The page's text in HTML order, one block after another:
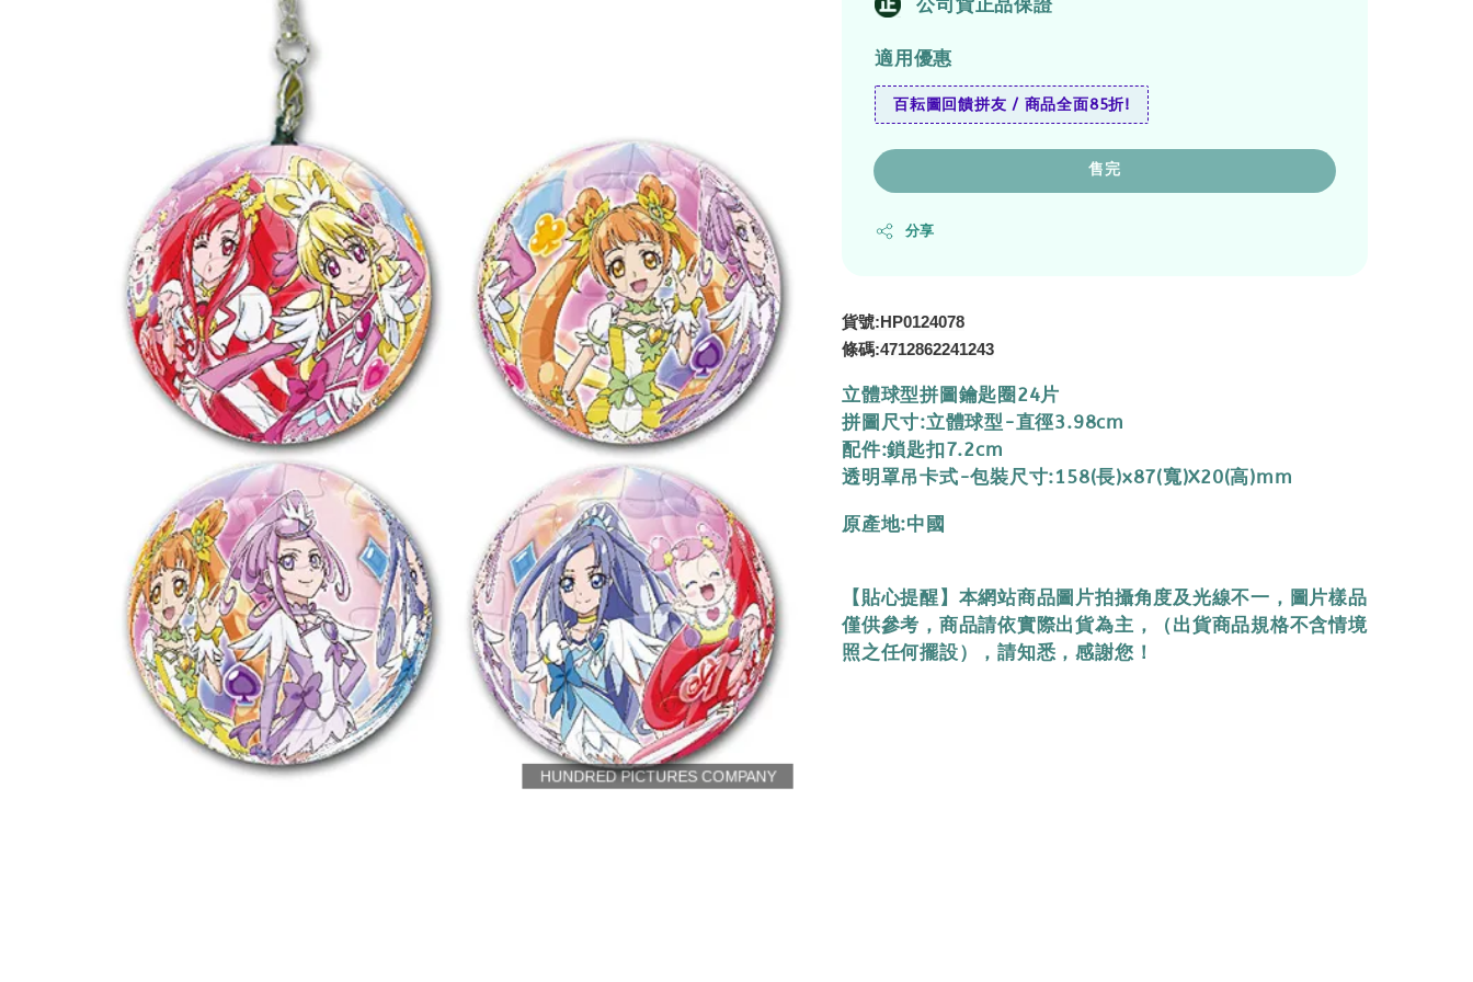
公司貨正品保證
適用優惠
百耘圖回饋拼友 / 商品全面85折!
售完
分享
貨號:HP0124078
條碼:4712862241243
立體球型拼圖鑰匙圈24片
拼圖尺寸:立體球型-直徑3.98cm
配件:鎖匙扣7.2cm
透明罩吊卡式-包裝尺寸:158(長)x87(寬)X20(高)mm
原產地:中國
【貼心提醒】本網站商品圖片拍攝角度及光線不一，圖片樣品
僅供參考，商品請依實際出貨為主，（出貨商品規格不含情境
照之任何擺設），請知悉，感謝您！